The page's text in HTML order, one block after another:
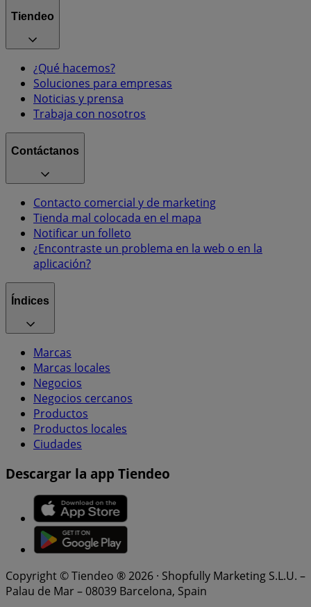
Tiendeo
¿Qué hacemos?
Soluciones para empresas
Noticias y prensa
Trabaja con nosotros
Contáctanos
Contacto comercial y de marketing
Tienda mal colocada en el mapa
Notificar un folleto
¿Encontraste un problema en la web o en la
aplicación?
Índices
Marcas
Marcas locales
Negocios
Negocios cercanos
Productos
Productos locales
Ciudades
Descargar la app Tiendeo
Copyright © Tiendeo ® 2026 · Shopfully Marketing S.L.U. –
Palau de Mar – 08039 Barcelona, Spain